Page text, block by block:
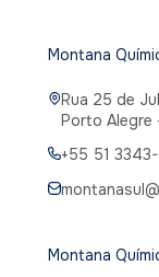
Montana
Rua 25 de
Porto Alegre
+55 51 3343-
Montana